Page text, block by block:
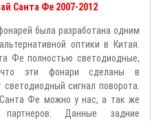
Санта Фе 2007-2012
была разработана одним
оптики в Китая.
Фе полностью светодиодные,
эти фонари сделаны в
сигнал поворота.
Фе можно у нас, а так же
Данные задние